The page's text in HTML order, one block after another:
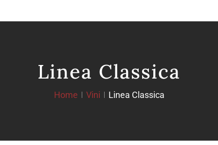
Linea Classica
Home Vini Linea Classica